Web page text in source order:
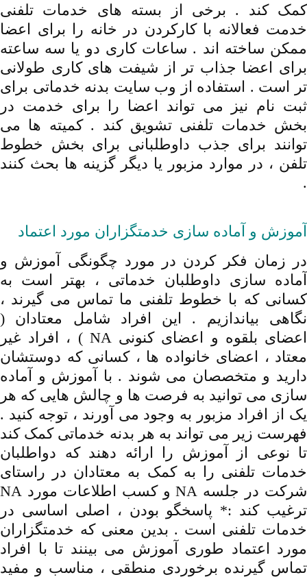
کمک کند . برخی از بسته های خدمات تلفنی
خدمت فعالانه با کارکردن در خانه را برای اعضا
ممکن ساخته اند . ساعات کاری دو یا سه ساعته
برای اعضا جذاب تر از شیفت های کاری طولانی
تر است . استفاده از وب سایت بدنه خدماتی برای
ثبت نام نیز می تواند اعضا را برای خدمت در
بخش خدمات تلفنی تشویق کند . کمیته ها می
توانند برای جذب داوطلبانی برای بخش خطوط
تلفن ، در موارد مزبور یا دیگر گزینه ها بحث کنند
.
آموزش و آماده سازی خدمتگزاران مورد اعتماد
در زمان فکر کردن در مورد چگونگی آموزش و
آماده سازی داوطلبان خدماتی ، بهتر است به
کسانی که با خطوط تلفنی ما تماس می گیرند ،
نگاهی بیاندازیم . این افراد شامل معتادان (
اعضای بلقوه و اعضای کنونی NA ) ، افراد غیر
معتاد ، اعضای خانواده ها ، کسانی که دوستشان
دارید و متخصصان می شوند . با آموزش و آماده
سازی می توانید به فرصت ها و چالش هایی که هر
یک از افراد مزبور به وجود می آورند ، توجه کنید .
فهرست زیر می تواند به هر بدنه خدماتی کمک کند
تا نوعی از آموزش را ارائه دهند که دواطلبان
خدمات تلفنی را به کمک به معتادان در راستای
شرکت در جلسه NA و کسب اطلاعات مورد NA
ترغیب کند :* پاسخگو بودن ، اصلی اساسی در
خدمات تلفنی است . بدین معنی که خدمتگزاران
مورد اعتماد طوری آموزش می بینند تا با افراد
تماس گیرنده برخوردی منطقی ، مناسب و مفید